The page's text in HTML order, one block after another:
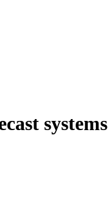
systems